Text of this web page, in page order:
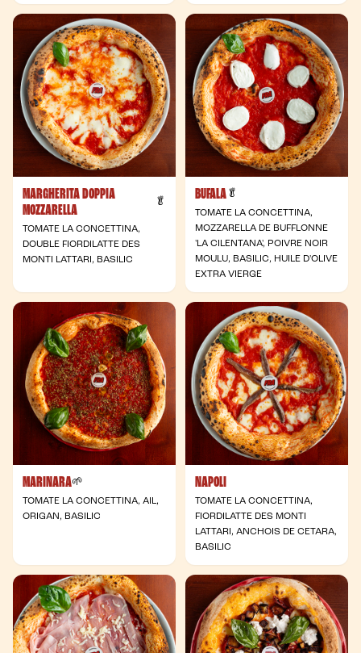
MARGHERITA DOPPIA
MOZZARELLA
🥬 - Végétarienne
TOMATE LA CONCETTINA,
DOUBLE FIORDILATTE DES
MONTI LATTARI, BASILIC
BUFALA 🥬
TOMATE LA CONCETTINA,
MOZZARELLA DE BUFFLONNE
'LA CILENTANA', POIVRE NOIR
MOULU, BASILIC, HUILE D'OLIVE
EXTRA VIERGE
MARINARA🌱
TOMATE LA CONCETTINA, AIL,
ORIGAN, BASILIC
NAPOLI
TOMATE LA CONCETTINA,
FIORDILATTE DES MONTI
LATTARI, ANCHOIS DE CETARA,
BASILIC